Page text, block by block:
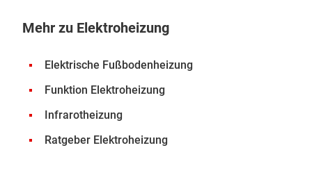
Mehr zu Elektroheizung
Elektrische Fußbodenheizung
Funktion Elektroheizung
Infrarotheizung
Ratgeber Elektroheizung